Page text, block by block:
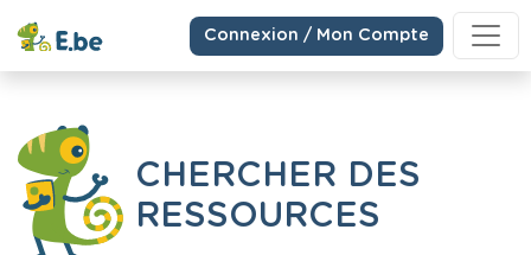
Connexion / Mon Compte
CHERCHER DES
RESSOURCES